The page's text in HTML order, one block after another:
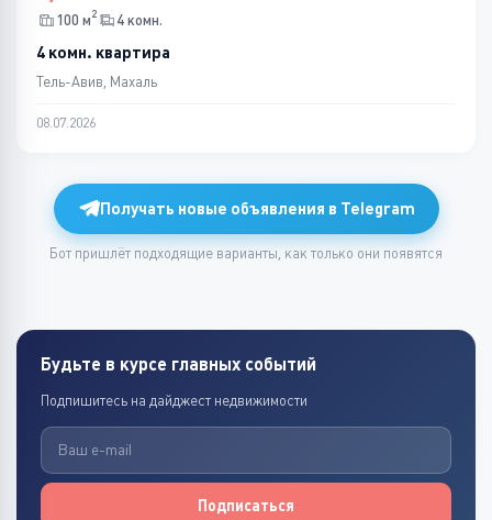
100 м2 4 комн.
4 комн. квартира
Тель-Авив, Махаль
08.07.2026
Получать новые объявления в Telegram
Бот пришлёт подходящие варианты, как только они появятся
Будьте в курсе главных событий
Подпишитесь на дайджест недвижимости
Подписаться